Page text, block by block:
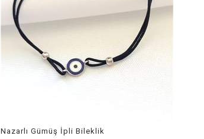
Nazarlı Gümüş İpli Bileklik